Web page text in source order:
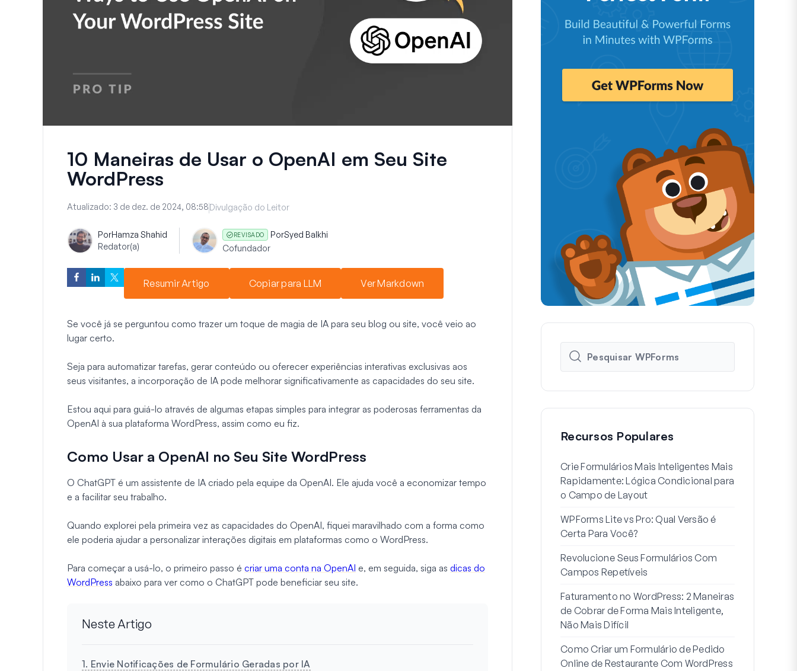
10 Maneiras de Usar o OpenAI em Seu Site
WordPress
Atualizado: 3 de dez. de 2024, 08:58Divulgação do Leitor
PorHamza Shahid
Redator(a)
REVISADO PorSyed Balkhi
Cofundador
Resumir Artigo Copiar para LLM Ver Markdown
Se você já se perguntou como trazer um toque de magia de IA para seu blog ou site, você veio ao
lugar certo.
Seja para automatizar tarefas, gerar conteúdo ou oferecer experiências interativas exclusivas aos
seus visitantes, a incorporação de IA pode melhorar significativamente as capacidades do seu site.
Estou aqui para guiá-lo através de algumas etapas simples para integrar as poderosas ferramentas da
OpenAI à sua plataforma WordPress, assim como eu fiz.
Como Usar a OpenAI no Seu Site WordPress
O ChatGPT é um assistente de IA criado pela equipe da OpenAI. Ele ajuda você a economizar tempo
e a facilitar seu trabalho.
Quando explorei pela primeira vez as capacidades do OpenAI, fiquei maravilhado com a forma como
ele poderia ajudar a personalizar interações digitais em plataformas como o WordPress.
Para começar a usá-lo, o primeiro passo é criar uma conta na OpenAI e, em seguida, siga as dicas do
WordPress abaixo para ver como o ChatGPT pode beneficiar seu site.
Neste Artigo
1. Envie Notificações de Formulário Geradas por IA
Recursos Populares
Crie Formulários Mais Inteligentes Mais
Rapidamente: Lógica Condicional para
o Campo de Layout
WPForms Lite vs Pro: Qual Versão é
Certa Para Você?
Revolucione Seus Formulários Com
Campos Repetíveis
Faturamento no WordPress: 2 Maneiras
de Cobrar de Forma Mais Inteligente,
Não Mais Difícil
Como Criar um Formulário de Pedido
Online de Restaurante Com WordPress